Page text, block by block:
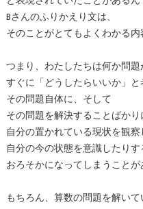
Bさんのふりかえり文は、
そのことがとてもよくわかる内
つまり、わたしたちは何か問題
すぐに「どうしたらいいか」と
その問題自体に、そして
その問題を解決することばかり
自分の置かれている現状を観察
自分の今の状態を意識したり
おろそかになってしまうことが
もちろん、算数の問題を解いて